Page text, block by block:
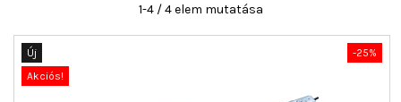
1-4 / 4 elem mutatása
-25%
Új
Akciós!